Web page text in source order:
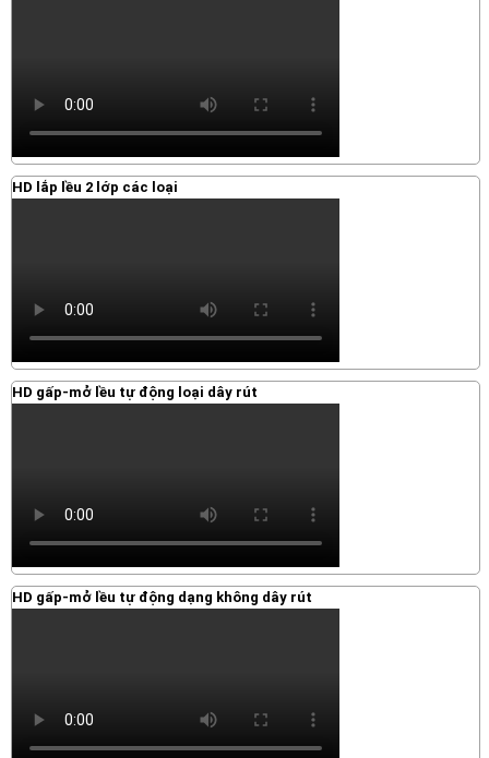
HD lắp lều 2 lớp các loại
HD gấp-mở lều tự động loại dây rút
HD gấp-mở lều tự động dạng không dây rút